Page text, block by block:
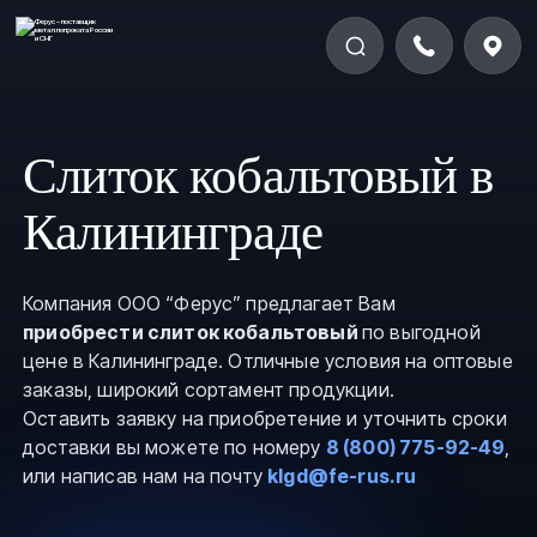
Слиток кобальтовый в
Калининграде
Компания ООО “Ферус” предлагает Вам
приобрести слиток кобальтовый по выгодной
цене в Калининграде. Отличные условия на оптовые
заказы, широкий сортамент продукции.
Оставить заявку на приобретение и уточнить сроки
доставки вы можете по номеру 8 (800) 775-92-49,
или написав нам на почту klgd@fe-rus.ru